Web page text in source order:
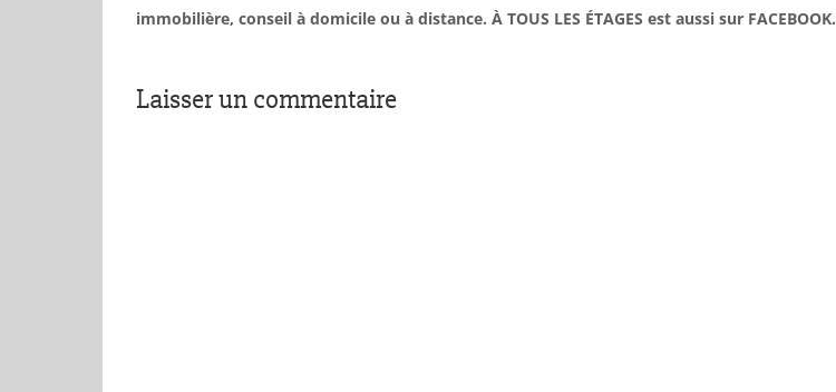
immobilière, conseil à domicile ou à distance. À TOUS LES ÉTAGES est aussi sur FACEBOOK.
Laisser un commentaire